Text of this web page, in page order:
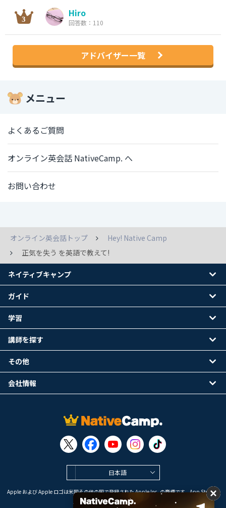
Hiro
回答数：110
アドバイザー一覧
メニュー
よくあるご質問
オンライン英会話 NativeCamp. へ
お問い合わせ
オンライン英会話トップ
Hey! Native Camp
正気を失う を英語で教えて!
日本語
Apple および Apple ロゴは米国その他の国で登録された Apple Inc. の商標です。App Store は
Apple Inc. のサービスマークです。
ネイティブキャンプ
ガイド
学習
講師を探す
その他
会社情報